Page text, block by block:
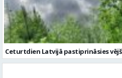
Ceturtdien Latvijā pastiprināsies vējš